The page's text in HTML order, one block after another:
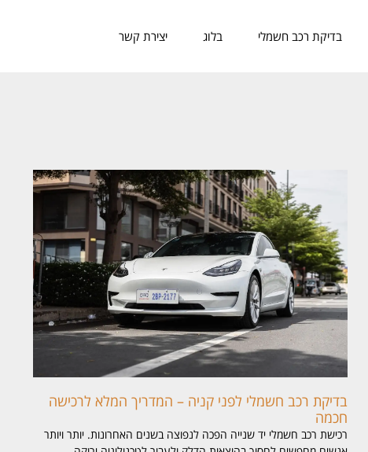
בדיקת רכב חשמלי בלוג יצירת קשר
בדיקת רכב חשמלי לפני קניה – המדריך המלא לרכישה
חכמה
רכישת רכב חשמלי יד שנייה הפכה לנפוצה בשנים האחרונות. יותר ויותר